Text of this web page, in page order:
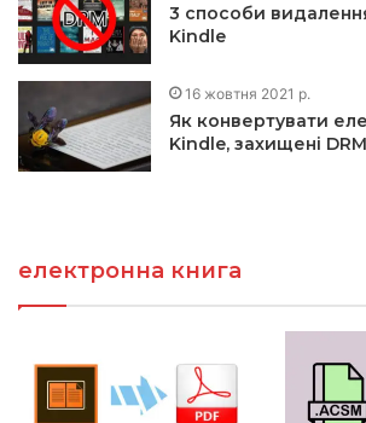
3 способи
Kindle
16 жовтня 2021 р.
Як конвертувати
Kindle, захищені
електронна книга